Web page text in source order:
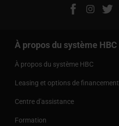
À propos du système HBC
À propos du système HBC
Leasing et options de financement
Centre d'assistance
Formation